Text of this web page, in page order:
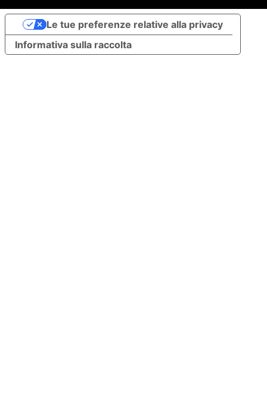
Informativa sulla raccolta
Le tue preferenze relative alla privacy